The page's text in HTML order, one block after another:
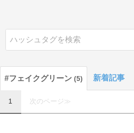
#フェイクグリーン 5 新着記事
1 次のページ≫